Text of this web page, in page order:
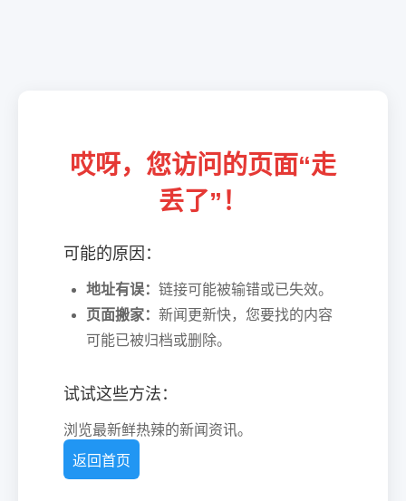
哎呀，您访问的页面“走
丢了”！
可能的原因：
地址有误： 链接可能被输错或已失效。
页面搬家： 新闻更新快，您要找的内容
可能已被归档或删除。
试试这些方法：
浏览最新鲜热辣的新闻资讯。
返回首页